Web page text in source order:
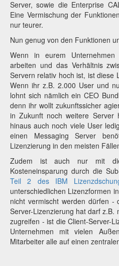
Server, sowie die Enterprise
Eine Vermischung der
nur teurer.
Nun genug von den Funktionen
Wenn in eurem
arbeiten und das Verhältnis
Servern relativ hoch ist, ist diese
Wenn ihr z.B. 2.000 User und
lohnt sich nämlich ein CEO
denn ihr wollt zukunftssicher
in Zukunft noch weitere Server
hinaus auch noch viele User
einen Messaging Server
Lizenzierung in den meisten
Zudem ist auch nur mit
Kosteneinsparung durch die
Teil 2 des IBM
unterschiedlichen Lizenzformen
nicht vermischt werden dürfen -
Server-Lizenzierung hat darf z.B.
zugreifen - ist die Client-Server-
Unternehmen mit vielen
Mitarbeiter alle auf einen